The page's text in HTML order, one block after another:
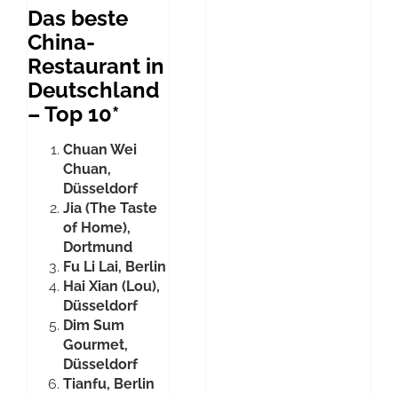
Das beste
China-
Restaurant in
Deutschland
– Top 10*
Chuan Wei
Chuan,
Düsseldorf
Jia (The Taste
of Home),
Dortmund
Fu Li Lai, Berlin
Hai Xian (Lou),
Düsseldorf
Dim Sum
Gourmet,
Düsseldorf
Tianfu, Berlin